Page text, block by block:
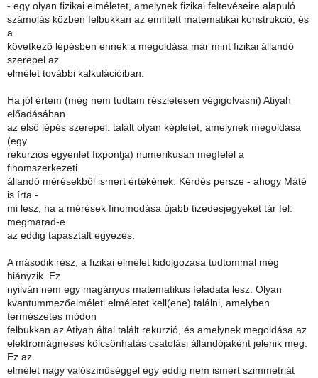
- egy olyan fizikai elméletet, amelynek fizikai feltevéseire alapuló
számolás közben felbukkan az említett matematikai konstrukció, és
a
következő lépésben ennek a megoldása már mint fizikai állandó
szerepel az
elmélet további kalkulációiban.
Ha jól értem (még nem tudtam részletesen végigolvasni) Atiyah
előadásában
az első lépés szerepel: talált olyan képletet, amelynek megoldása
(egy
rekurziós egyenlet fixpontja) numerikusan megfelel a
finomszerkezeti
állandó mérésekből ismert értékének. Kérdés persze - ahogy Máté
is írta -
mi lesz, ha a mérések finomodása újabb tizedesjegyeket tár fel:
megmarad-e
az eddig tapasztalt egyezés.
A második rész, a fizikai elmélet kidolgozása tudtommal még
hiányzik. Ez
nyilván nem egy magányos matematikus feladata lesz. Olyan
kvantummezőelméleti elméletet kell(ene) találni, amelyben
természetes módon
felbukkan az Atiyah által talált rekurzió, és amelynek megoldása az
elektromágneses kölcsönhatás csatolási állandójaként jelenik meg.
Ez az
elmélet nagy valószínűséggel egy eddig nem ismert szimmetriát